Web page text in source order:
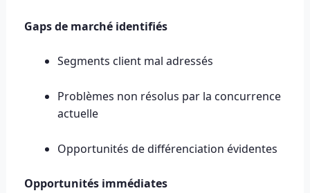
Gaps de marché identifiés
Segments client mal adressés
Problèmes non résolus par la concurrence
actuelle
Opportunités de différenciation évidentes
Opportunités immédiates